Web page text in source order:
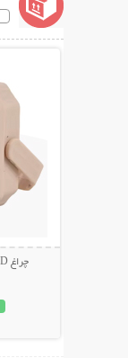
چراغ LED شارژی Camping Lights